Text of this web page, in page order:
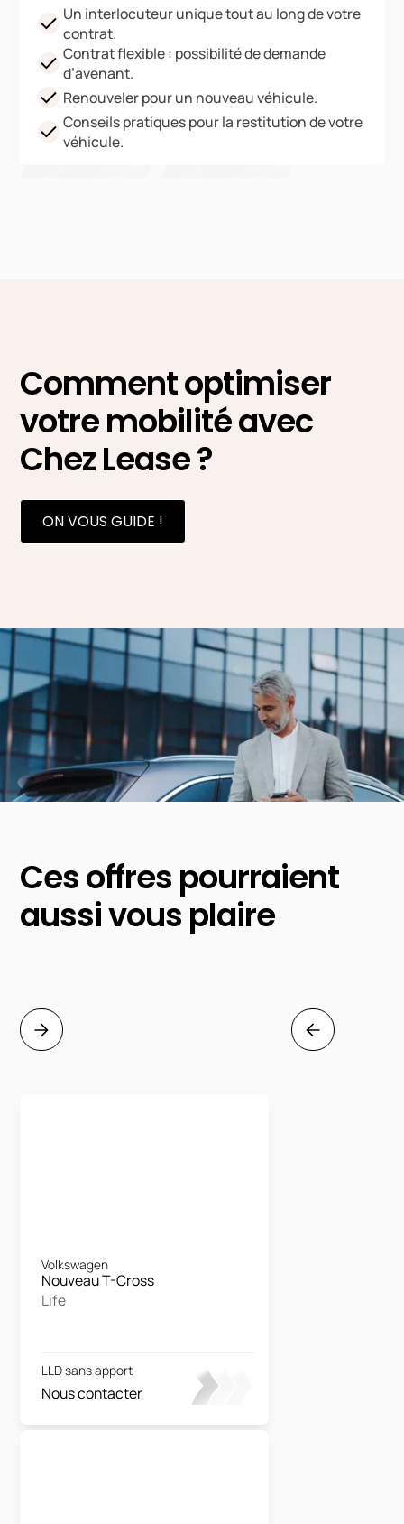
Un interlocuteur unique tout au long de votre
contrat.
Contrat flexible : possibilité de demande
d’avenant.
Renouveler pour un nouveau véhicule.
Conseils pratiques pour la restitution de votre
véhicule.
Comment optimiser
votre mobilité avec
Chez Lease ?
ON VOUS GUIDE !
Ces offres pourraient
aussi vous plaire
Volkswagen
Nouveau T-Cross
Life
LLD sans apport
Nous contacter